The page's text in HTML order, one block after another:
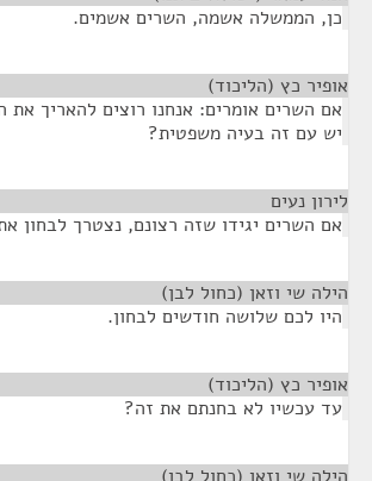
כן, הממשלה אשמה, השרים אשמים.
אופיר כץ (הליכוד)
אם השרים אומרים: אנחנו רוצים להאריך
יש עם זה בעיה משפטית?
לירון נעים
אם השרים יגידו שזה רצונם, נצטרך לבחון
הילה שי וזאן (כחול לבן)
היו לכם שלושה חודשים לבחון.
אופיר כץ (הליכוד)
עד עכשיו לא בחנתם את זה?